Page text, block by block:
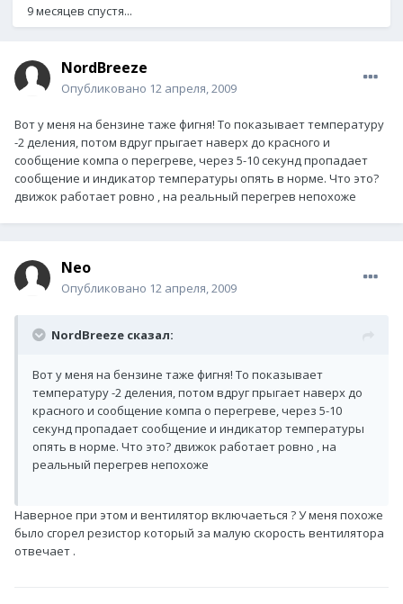
9 месяцев спустя...
NordBreeze
Опубликовано 12 апреля, 2009
Вот у меня на бензине таже фигня! То показывает температуру
-2 деления, потом вдруг прыгает наверх до красного и
сообщение компа о перегреве, через 5-10 секунд пропадает
сообщение и индикатор температуры опять в норме. Что это?
движок работает ровно , на реальный перегрев непохоже
Neo
Опубликовано 12 апреля, 2009
NordBreeze сказал:
Вот у меня на бензине таже фигня! То показывает
температуру -2 деления, потом вдруг прыгает наверх до
красного и сообщение компа о перегреве, через 5-10
секунд пропадает сообщение и индикатор температуры
опять в норме. Что это? движок работает ровно , на
реальный перегрев непохоже
Наверное при этом и вентилятор включаеться ? У меня похоже
было сгорел резистор который за малую скорость вентилятора
отвечает .